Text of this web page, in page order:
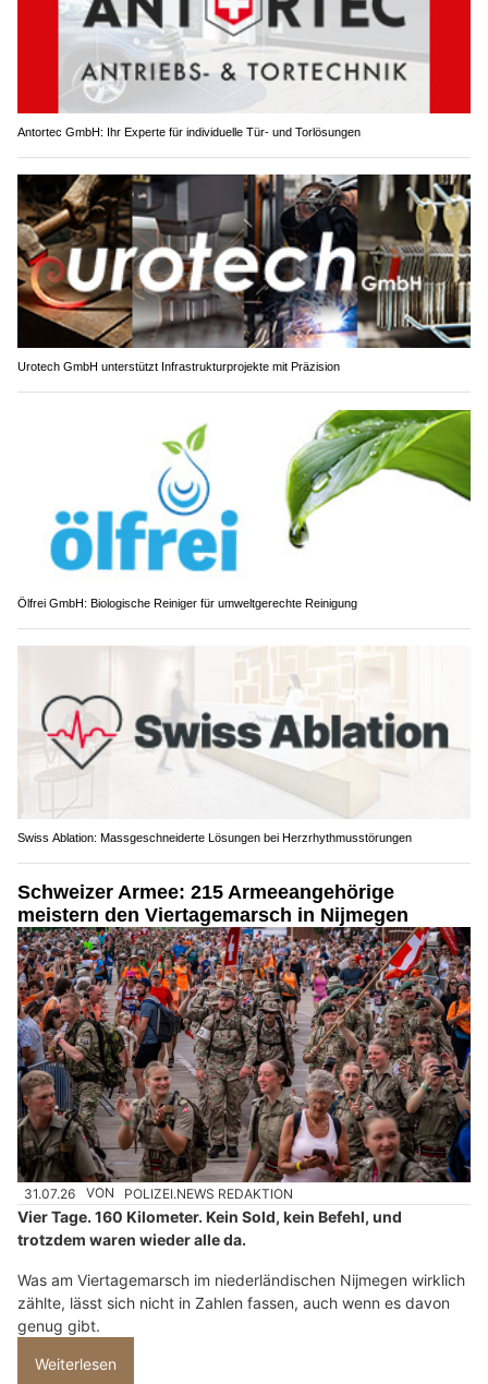
Antortec GmbH: Ihr Experte für individuelle Tür- und Torlösungen
Urotech GmbH unterstützt Infrastrukturprojekte mit Präzision
Ölfrei GmbH: Biologische Reiniger für umweltgerechte Reinigung
Swiss Ablation: Massgeschneiderte Lösungen bei Herzrhythmusstörungen
Schweizer Armee: 215 Armeeangehörige
meistern den Viertagemarsch in Nijmegen
31.07.26 VON POLIZEI.NEWS REDAKTION
Vier Tage. 160 Kilometer. Kein Sold, kein Befehl, und
trotzdem waren wieder alle da.
Was am Viertagemarsch im niederländischen Nijmegen wirklich
zählte, lässt sich nicht in Zahlen fassen, auch wenn es davon
genug gibt.
Weiterlesen